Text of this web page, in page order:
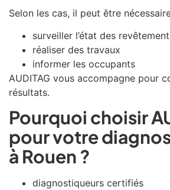
Selon les cas, il peut être
surveiller l’état des
réaliser des travaux
informer les occupants
AUDITAG vous accompagne pour
résultats.
Pourquoi choisir
pour votre
à Rouen ?
diagnostiqueurs certifiés